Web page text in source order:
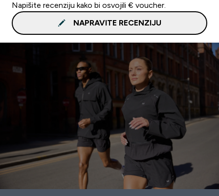
Napišite recenziju kako bi osvojili € voucher.
NAPRAVITE RECENZIJU